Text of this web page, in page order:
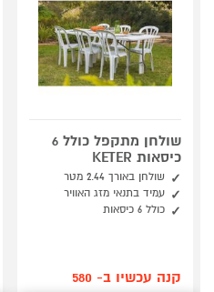
שולחן מתקפל כולל 6
כיסאות KETER
שולחן באורך 2.44 מטר
עמיד בתנאי מזג האוויר
כולל 6 כיסאות
קנה עכשיו ב- 580